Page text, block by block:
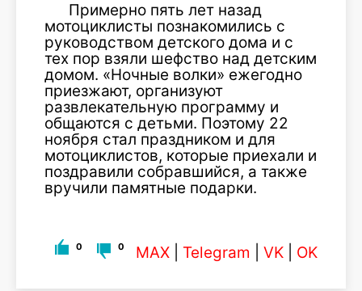
Примерно пять лет назад
мотоциклисты познакомились с
руководством детского дома и с
тех пор взяли шефство над детским
домом. «Ночные волки» ежегодно
приезжают, организуют
развлекательную программу и
общаются с детьми. Поэтому 22
ноября стал праздником и для
мотоциклистов, которые приехали и
поздравили собравшийся, а также
вручили памятные подарки.
0 0 MAX Telegram VK OK